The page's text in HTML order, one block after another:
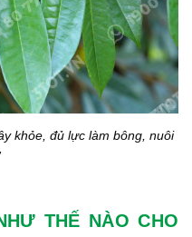
khỏe, đủ lực làm bông, nuôi
THẾ NÀO CHO